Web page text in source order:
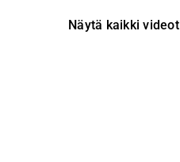
Näytä kaikki videot